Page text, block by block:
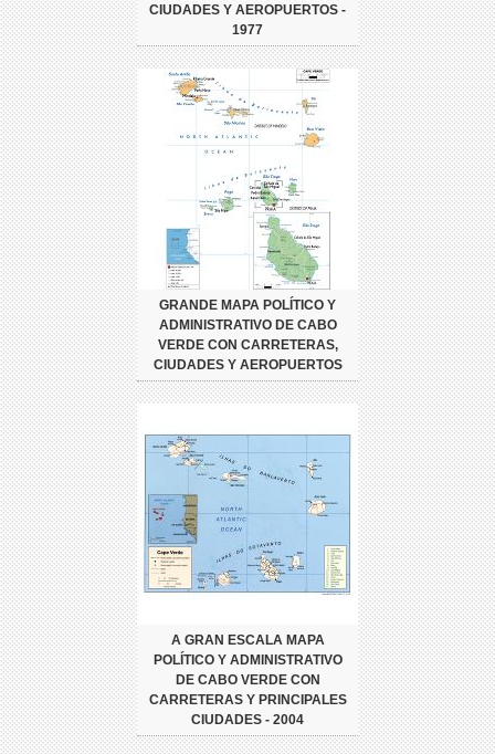
CIUDADES Y AEROPUERTOS -
1977
GRANDE MAPA POLÍTICO Y
ADMINISTRATIVO DE CABO
VERDE CON CARRETERAS,
CIUDADES Y AEROPUERTOS
A GRAN ESCALA MAPA
POLÍTICO Y ADMINISTRATIVO
DE CABO VERDE CON
CARRETERAS Y PRINCIPALES
CIUDADES - 2004